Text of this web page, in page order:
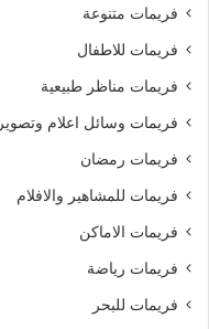
فريمات متنوعة
فريمات للاطفال
فريمات مناظر طبيعية
فريمات وسائل اعلام وتصوير
فريمات رمضان
فريمات للمشاهير والافلام
فريمات الاماكن
فريمات رياضة
فريمات للبحر